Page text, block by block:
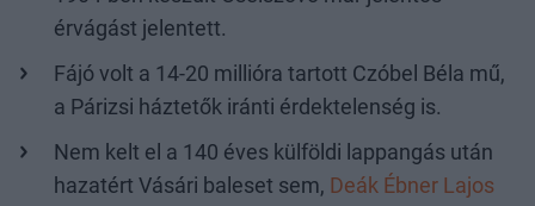
érvágást jelentett.
Fájó volt a 14-20 millióra tartott Czóbel Béla mű,
a Párizsi háztetők iránti érdektelenség is.
Nem kelt el a 140 éves külföldi lappangás után
hazatért Vásári baleset sem, Deák Ébner Lajos